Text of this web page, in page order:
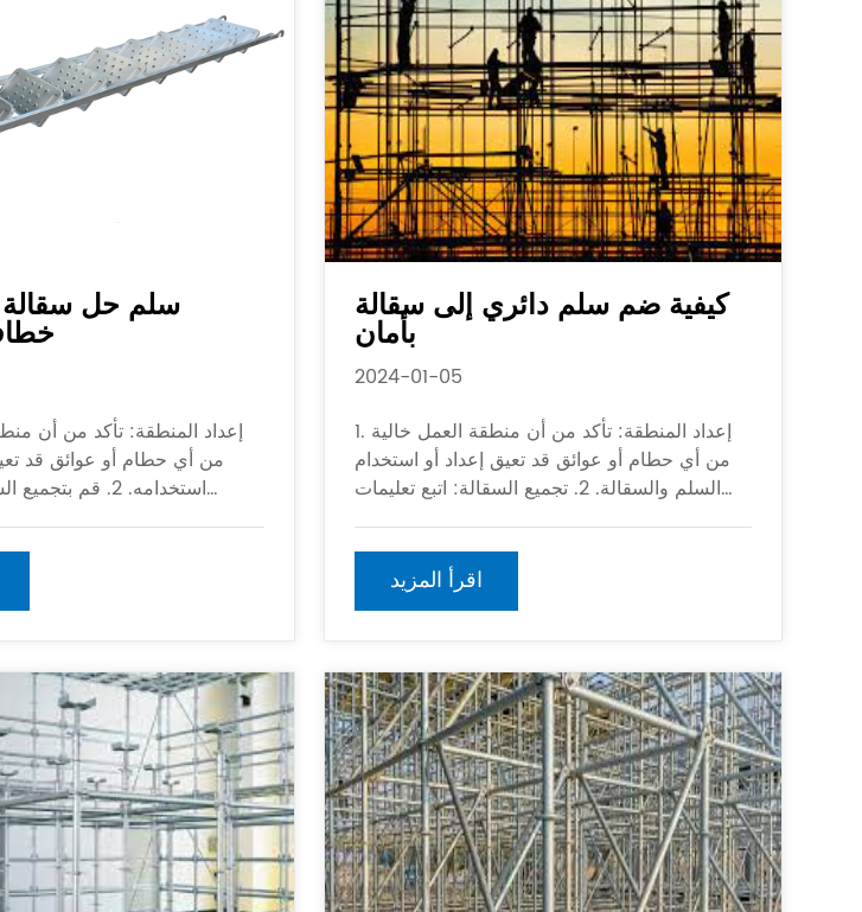
سلم حل
من أي حطام أو عوائق قد
استخدامه. 2. قم
جميع المكونات بشكل آمن. 3. إرفاق شماعات
كيفية ضم سلم دائري إلى سقالة
بأمان
2024-01-05
1. إعداد المنطقة: تأكد من أن منطقة العمل خالية
من أي حطام أو عوائق قد تعيق إعداد أو استخدام
السلم والسقالة. 2. تجميع السقالة: اتبع تعليمات
اقرأ المزيد